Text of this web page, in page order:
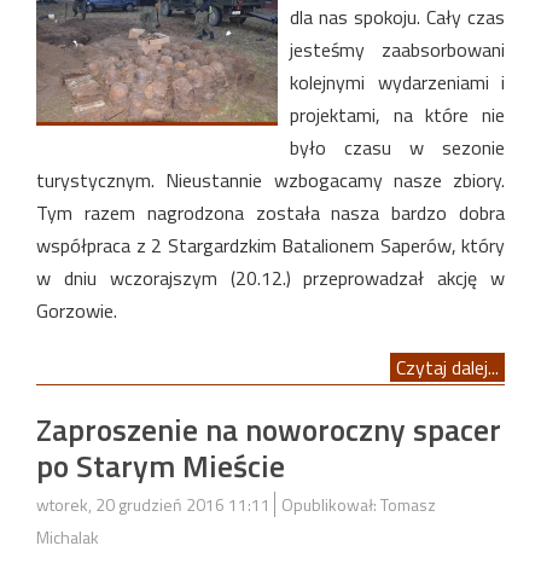
dla nas spokoju. Cały czas
jesteśmy zaabsorbowani
kolejnymi wydarzeniami i
projektami, na które nie
było czasu w sezonie
turystycznym. Nieustannie wzbogacamy nasze zbiory.
Tym razem nagrodzona została nasza bardzo dobra
współpraca z 2 Stargardzkim Batalionem Saperów, który
w dniu wczorajszym (20.12.) przeprowadzał akcję w
Gorzowie.
Czytaj dalej...
Zaproszenie na noworoczny spacer
po Starym Mieście
wtorek, 20 grudzień 2016 11:11
Opublikował: Tomasz
Michalak